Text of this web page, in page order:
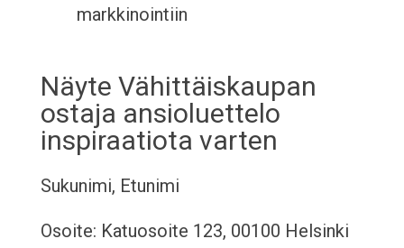
markkinointiin
Näyte Vähittäiskaupan
ostaja ansioluettelo
inspiraatiota varten
Sukunimi, Etunimi
Osoite: Katuosoite 123, 00100 Helsinki